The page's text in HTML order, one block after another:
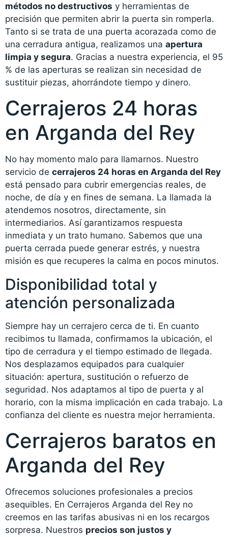
métodos no destructivos y herramientas de
precisión que permiten abrir la puerta sin romperla.
Tanto si se trata de una puerta acorazada como de
una cerradura antigua, realizamos una apertura
limpia y segura. Gracias a nuestra experiencia, el 95
% de las aperturas se realizan sin necesidad de
sustituir piezas, ahorrándote tiempo y dinero.
Cerrajeros 24 horas
en Arganda del Rey
No hay momento malo para llamarnos. Nuestro
servicio de cerrajeros 24 horas en Arganda del Rey
está pensado para cubrir emergencias reales, de
noche, de día y en fines de semana. La llamada la
atendemos nosotros, directamente, sin
intermediarios. Así garantizamos respuesta
inmediata y un trato humano. Sabemos que una
puerta cerrada puede generar estrés, y nuestra
misión es que recuperes la calma en pocos minutos.
Disponibilidad total y
atención personalizada
Siempre hay un cerrajero cerca de ti. En cuanto
recibimos tu llamada, confirmamos la ubicación, el
tipo de cerradura y el tiempo estimado de llegada.
Nos desplazamos equipados para cualquier
situación: apertura, sustitución o refuerzo de
seguridad. Nos adaptamos al tipo de puerta y al
horario, con la misma implicación en cada trabajo. La
confianza del cliente es nuestra mejor herramienta.
Cerrajeros baratos en
Arganda del Rey
Ofrecemos soluciones profesionales a precios
asequibles. En Cerrajeros Arganda del Rey no
creemos en las tarifas abusivas ni en los recargos
sorpresa. Nuestros precios son justos y